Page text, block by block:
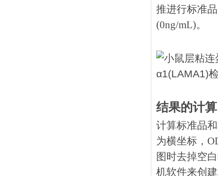
推进行标准
(0ng/mL)。
结果的计算
计算标准品
为横坐标，
图时去掉空
机软件来创